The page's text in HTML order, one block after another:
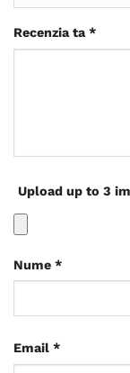
Recenzia ta *
Upload up to 3
Nume *
Email *